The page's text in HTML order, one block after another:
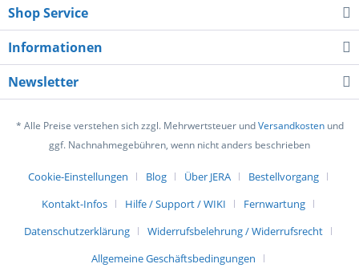
Shop Service
Informationen
Newsletter
* Alle Preise verstehen sich zzgl. Mehrwertsteuer undVersandkostenund
ggf. Nachnahmegebühren, wenn nicht anders beschrieben
Cookie-Einstellungen Blog Über JERA
Bestellvorgang
Kontakt-Infos
Hilfe / Support / WIKI
Fernwartung
Datenschutzerklärung
Widerrufsbelehrung / Widerrufsrecht
Allgemeine Geschäftsbedingungen